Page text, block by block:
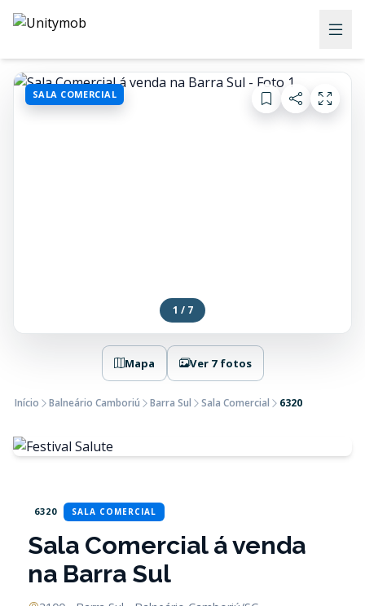
SALA COMERCIAL
1 / 7
Mapa Ver 7 fotos
Início Balneário Camboriú Barra Sul Sala Comercial 6320
6320 SALA COMERCIAL
Sala Comercial á venda
na Barra Sul